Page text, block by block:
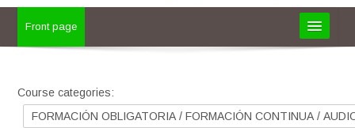
Front page
OTROS CURSOS
Course categories: